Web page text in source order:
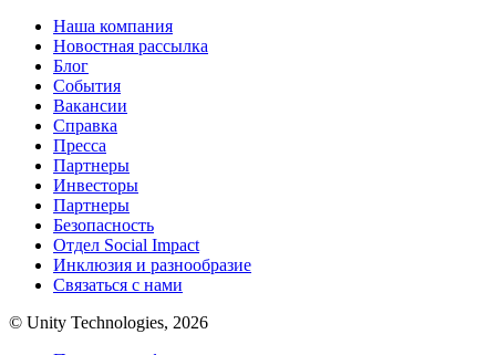
Наша компания
Новостная рассылка
Блог
События
Вакансии
Справка
Пресса
Партнеры
Инвесторы
Партнеры
Безопасность
Отдел Social Impact
Инклюзия и разнообразие
Связаться с нами
© Unity Technologies, 2026